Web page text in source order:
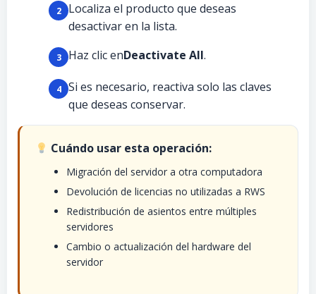
Localiza el producto que deseas
desactivar en la lista.
Haz clic enDeactivate All.
Si es necesario, reactiva solo las claves
que deseas conservar.
Cuándo usar esta operación:
Migración del servidor a otra computadora
Devolución de licencias no utilizadas a RWS
Redistribución de asientos entre múltiples
servidores
Cambio o actualización del hardware del
servidor